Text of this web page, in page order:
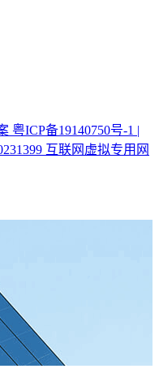
粤ICP备19140750号-1 |
互联网虚拟专用网